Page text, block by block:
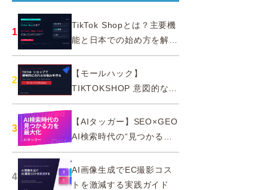
1
TikTok Shopとは？主要機
能と日本での始め方を解説
｜公式認定パートナー
2
【モールハック】
TIKTOKSHOP 意図的なバ
ズを生む法則
3
【AIタッガー】SEO×GEO
AI検索時代の“見つかる
力”を最大化
4
AI画像生成でEC撮影コス
トを激減する実践ガイド